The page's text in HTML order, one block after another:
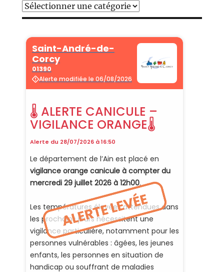
Catégories